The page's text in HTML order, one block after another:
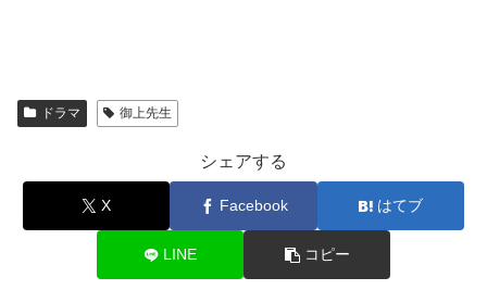
ドラマ 御上先生
シェアする
X Facebook はてブ
LINE コピー